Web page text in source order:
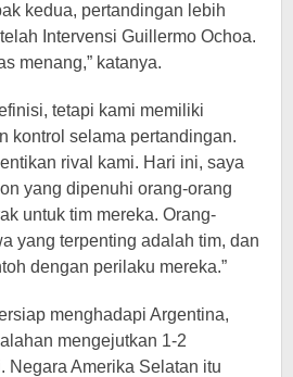
kedua, pertandingan lebih
Intervensi Guillermo Ochoa.
menang,” katanya.
tetapi kami memiliki
kontrol selama pertandingan.
rival kami. Hari ini, saya
yang dipenuhi orang-orang
untuk tim mereka. Orang-
yang terpenting adalah tim, dan
dengan perilaku mereka.”
menghadapi Argentina,
mengejutkan 1-2
Negara Amerika Selatan itu